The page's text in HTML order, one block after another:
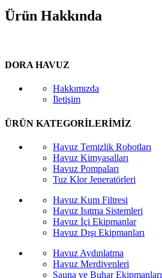
Ürün Hakkında
DORA HAVUZ
Hakkımızda
İletişim
ÜRÜN KATEGORİLERİMİZ
Havuz Temizlik Robotları
Havuz Kimyasalları
Havuz Pompaları
Tuz Klor Jeneratörleri
Havuz Kum Filtresi
Havuz Isıtma Sistemleri
Havuz İçi Ekipmanlar
Havuz Dışı Ekipmanları
Havuz Aydınlatma
Havuz Merdivenleri
Sauna ve Buhar Ekipmanları